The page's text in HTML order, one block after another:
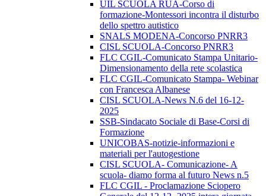
UIL SCUOLA RUA-Corso di
formazione-Montessori incontra il disturbo
dello spettro autistico
SNALS MODENA-Concorso PNRR3
CISL SCUOLA-Concorso PNRR3
FLC CGIL-Comunicato Stampa Unitario-
Dimensionamento della rete scolastica
FLC CGIL-Comunicato Stampa- Webinar
con Francesca Albanese
CISL SCUOLA-News N.6 del 16-12-
2025
SSB-Sindacato Sociale di Base-Corsi di
Formazione
UNICOBAS-notizie-informazioni e
materiali per l'autogestione
CISL SCUOLA- Comunicazione- A
scuola- diamo forma al futuro News n.5
FLC CGIL - Proclamazione Sciopero